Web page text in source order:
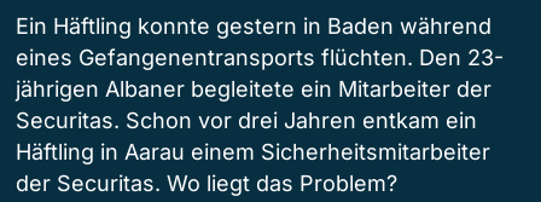
Ein Häftling konnte gestern in Baden während
eines Gefangenentransports flüchten. Den 23-
jährigen Albaner begleitete ein Mitarbeiter der
Securitas. Schon vor drei Jahren entkam ein
Häftling in Aarau einem Sicherheitsmitarbeiter
der Securitas. Wo liegt das Problem?